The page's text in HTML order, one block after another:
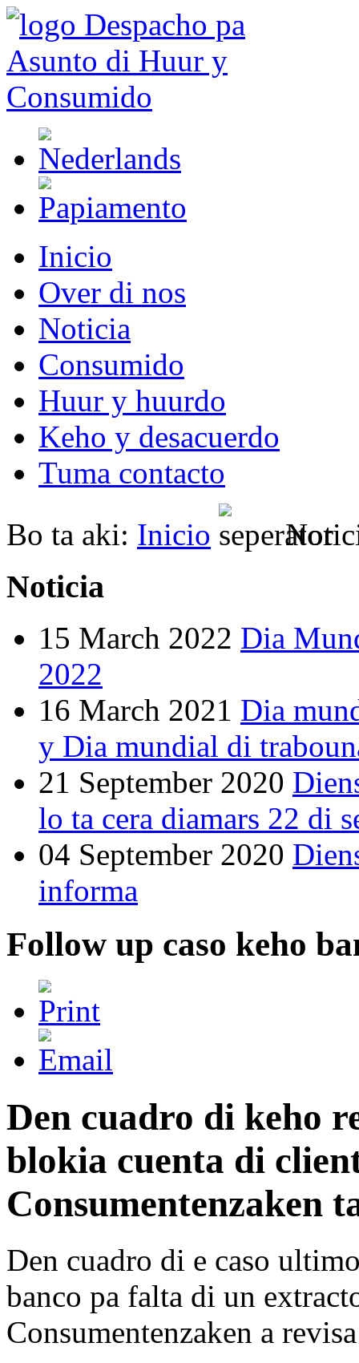
Inicio
Over di nos
Noticia
Consumido
Huur y huurdo
Keho y desacuerdo
Tuma contacto
Bo ta aki: Inicio
Noticia
15 March 2022 Dia
2022
16 March 2021 Dia
y Dia mundial di
21 September 2020
lo ta cera diamars 22 di
04 September 2020
informa
Follow up caso keho
Den cuadro di keho
blokia cuenta di
Consumentenzaken
Den cuadro di e caso
banco pa falta di un
Consumentenzaken a